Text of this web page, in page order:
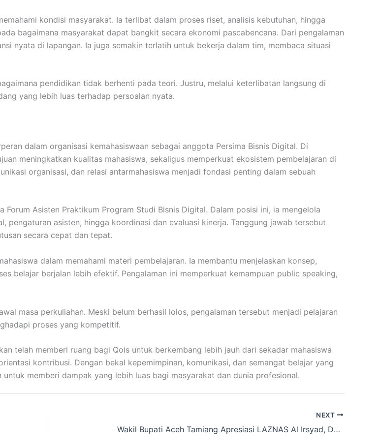
kondisi masyarakat. Ia terlibat dalam proses riset, analisis kebutuhan, hingga
bagaimana masyarakat dapat bangkit secara ekonomi pascabencana. Dari pengalaman
nyata di lapangan. Ia juga semakin terlatih untuk bekerja dalam tim, membaca situasi
pendidikan tidak berhenti pada teori. Justru, melalui keterlibatan langsung di
yang lebih luas terhadap persoalan nyata.
dalam organisasi kemahasiswaan sebagai anggota Persima Bisnis Digital. Di
meningkatkan kualitas mahasiswa, sekaligus memperkuat ekosistem pembelajaran di
organisasi, dan relasi antarmahasiswa menjadi fondasi penting dalam sebuah
Asisten Praktikum Program Studi Bisnis Digital. Dalam posisi ini, ia mengelola
pengaturan asisten, hingga koordinasi dan evaluasi kinerja. Tanggung jawab tersebut
secara cepat dan tepat.
dalam memahami materi pembelajaran. Ia membantu menjelaskan konsep,
belajar berjalan lebih efektif. Pengalaman ini memperkuat kemampuan public speaking,
masa perkuliahan. Meski belum berhasil lolos, pengalaman tersebut menjadi pelajaran
proses yang kompetitif.
telah memberi ruang bagi Qois untuk berkembang lebih jauh dari sekadar mahasiswa
kontribusi. Dengan bekal kepemimpinan, komunikasi, dan semangat belajar yang
memberi dampak yang lebih luas bagi masyarakat dan dunia profesional.
NEXT
Wakil Bupati Aceh Tamiang Apresiasi LAZNAS Al Irsyad, Dari Tanggap Banjir hingga Membangun Harapan